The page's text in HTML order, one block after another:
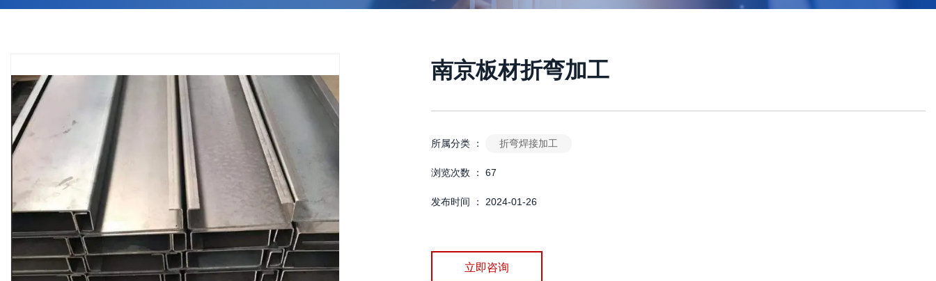
南京板材折弯加工
所属分类 ： 折弯焊接加工
浏览次数 ：67
发布时间 ： 2024-01-26
立即咨询